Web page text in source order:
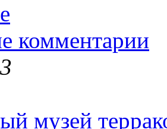
комментарии
музей